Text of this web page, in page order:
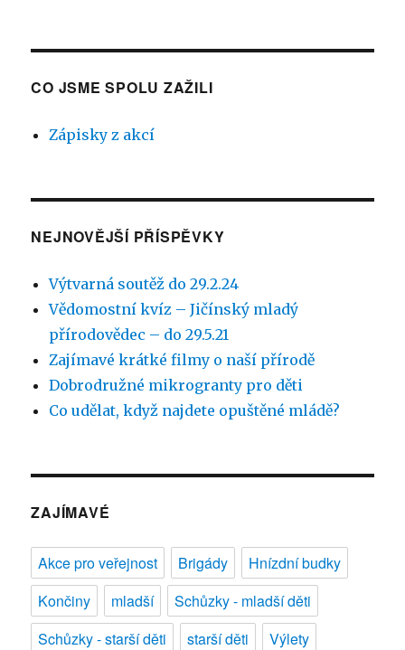
CO JSME SPOLU ZAŽILI
Zápisky z akcí
NEJNOVĚJŠÍ PŘÍSPĚVKY
Výtvarná soutěž do 29.2.24
Vědomostní kvíz – Jičínský mladý
přírodovědec – do 29.5.21
Zajímavé krátké filmy o naší přírodě
Dobrodružné mikrogranty pro děti
Co udělat, když najdete opuštěné mládě?
ZAJÍMAVÉ
Akce pro veřejnost Brigády
Hnízdní budky
Končiny
mladší
Schůzky - mladší děti
Schůzky - starší děti
starší děti Výlety